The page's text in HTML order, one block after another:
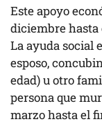
Este apoyo
diciembre hasta
La ayuda social
esposo,
edad) u otro
persona que
marzo hasta el